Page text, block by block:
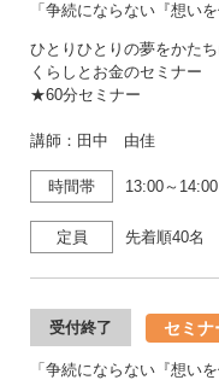
「争続にならない『想い
ひとりひとりの夢をかた
くらしとお金のセミナー
★60分セミナー
講師：田中 由佳
時間帯 13:00～14:00
定員 先着順40名
受付終了 セミナ
「争続にならない『想い